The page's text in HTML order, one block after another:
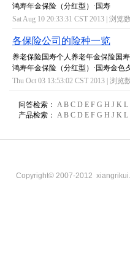
鸿寿年金保险（分红型）·国寿
Sat Aug 10 20:33:31 CST 2013 | 浏览
各保险公司的险种一览
养老保险国寿个人养老年金保险国
鸿寿年金保险（分红型）·国寿金色
Thu Oct 03 13:53:02 CST 2013 | 浏览
问答检索： A B C D E F G H J K L
产品检索： A B C D E F G H J K L
Copyright© 2007-2012